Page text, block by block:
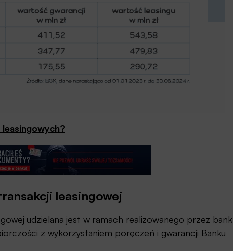
leasingowych?
leasingowej
udzielana jest w ramach realizowanego przez bank
z wykorzystaniem poręczeń i gwarancji Banku